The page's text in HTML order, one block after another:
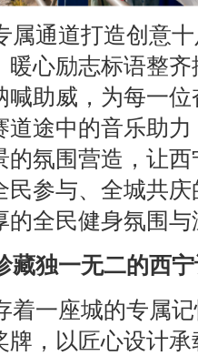
属通道打造创意十
暖心励志标语整
喊助威，为每一
道途中的音乐助
的氛围营造，让
民参与、全城共
的全民健身氛围
藏独一无二的西
着一座城的专属
牌，以匠心设计